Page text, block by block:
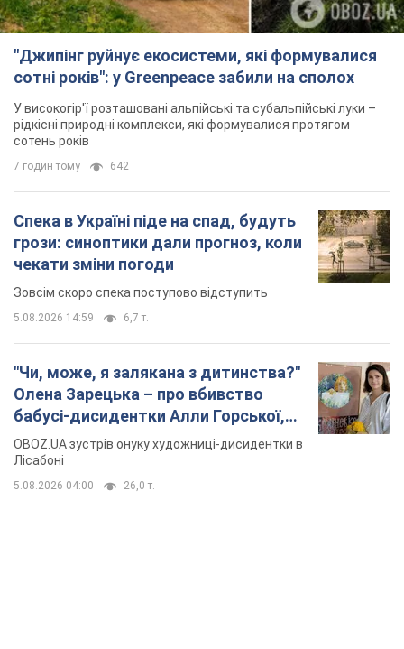
"Джипінг руйнує екосистеми, які формувалися
сотні років": у Greenpeace забили на сполох
У високогір'ї розташовані альпійські та субальпійські луки –
рідкісні природні комплекси, які формувалися протягом
сотень років
7 годин тому 642
Спека в Україні піде на спад, будуть
грози: синоптики дали прогноз, коли
чекати зміни погоди
Зовсім скоро спека поступово відступить
5.08.2026 14:59 6,7 т.
"Чи, може, я залякана з дитинства?"
Олена Зарецька – про вбивство
бабусі-дисидентки Алли Горської,
критику Дмитра Стуса та втечу в
Португалію з 5 дітьми
OBOZ.UA зустрів онуку художниці-дисидентки в
Лісабоні
5.08.2026 04:00 26,0 т.